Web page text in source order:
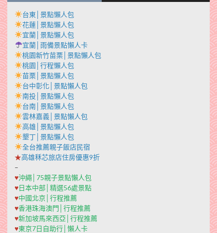
台東│景點懶人包
花蓮│景點懶人包
宜蘭│景點懶人包
宜蘭│雨備景點懶人卡
桃園新竹苗栗│景點懶人包
桃園│行程懶人包
苗栗│景點懶人包
台中彰化│景點懶人包
南投│景點懶人包
台南│景點懶人包
雲林嘉義│景點懶人包
高雄│景點懶人包
墾丁│景點懶人包
全台推薦親子飯店民宿
★高雄秝芯旅店住房優惠9折
–
♥沖繩│75親子景點懶人包
♥日本中部│精選56處景點
♥中國北京│行程推薦
♥香港珠海澳門│行程推薦
♥新加坡馬來西亞│行程推薦
♥東京7日自助行│懶人卡